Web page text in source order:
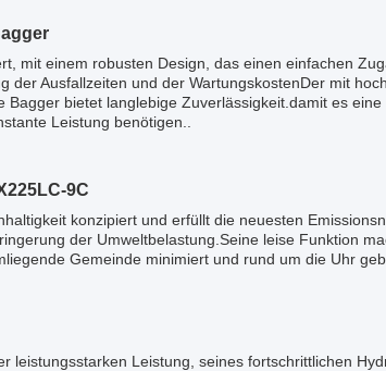
mit einem robusten Design, das einen einfachen
Ausfallzeiten und der WartungskostenDer mit
bietet langlebige Zuverlässigkeit.damit es eine
Leistung benötigen..
9C
konzipiert und erfüllt die neuesten
der Umweltbelastung.Seine leise Funktion
Gemeinde minimiert und rund um die Uhr
leistungsstarken Leistung, seines fortschrittlichen